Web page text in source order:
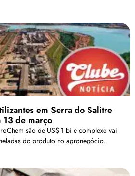
em Serra do Salitre
13 de março
são de US$ 1 bi e complexo vai
do produto no agronegócio.